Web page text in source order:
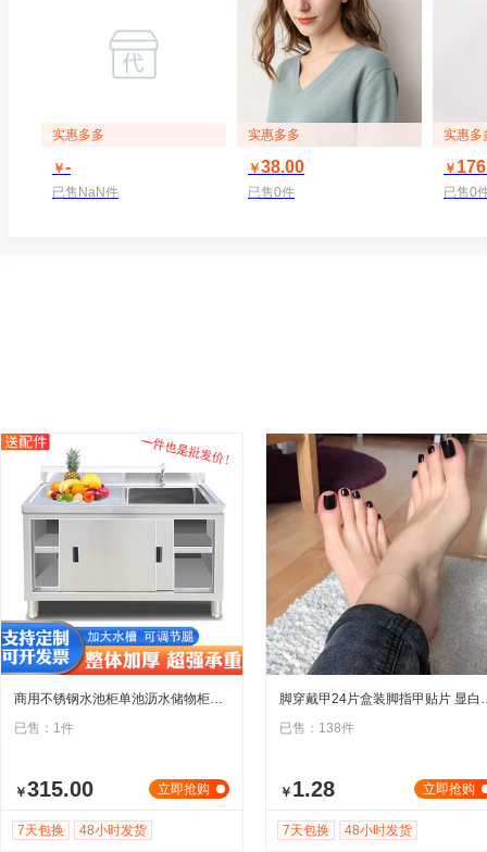
商用不锈钢水池柜单池沥水储物柜饭店水槽拉门杀鱼台洗菜洗碗池柜
已售：1件
立即抢购
￥315.00
7天包换 48小时发货
脚穿戴甲24片盒装
已售：138件
立即抢购
￥ 1.28
7天包换 48小时发货